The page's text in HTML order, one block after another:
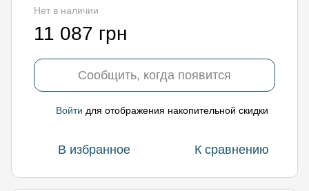
Нет в наличии
11 087 грн
Сообщить, когда появится
Войти для отображения накопительной скидки
В избранное К сравнению